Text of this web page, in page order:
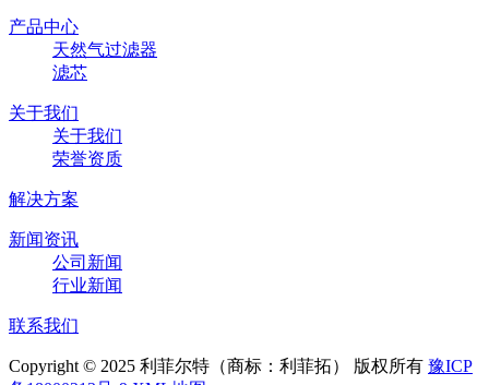
产品中心
天然气过滤器
滤芯
关于我们
关于我们
荣誉资质
解决方案
新闻资讯
公司新闻
行业新闻
联系我们
Copyright © 2025 利菲尔特（商标：利菲拓） 版权所有 豫ICP